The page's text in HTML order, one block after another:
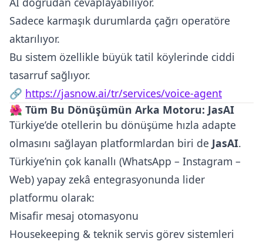
Sadece karmaşık durumlarda çağrı operatöre
aktarılıyor.
Bu sistem özellikle büyük tatil köylerinde ciddi
tasarruf sağlıyor.
🔗 https://jasnow.ai/tr/services/voice-agent
🌺 Tüm Bu Dönüşümün Arka Motoru: JasAI
Türkiye’de otellerin bu dönüşüme hızla adapte
olmasını sağlayan platformlardan biri de JasAI.
Türkiye’nin çok kanallı (WhatsApp – Instagram –
Web) yapay zekâ entegrasyonunda lider
platformu olarak:
Misafir mesaj otomasyonu
Housekeeping & teknik servis görev sistemleri